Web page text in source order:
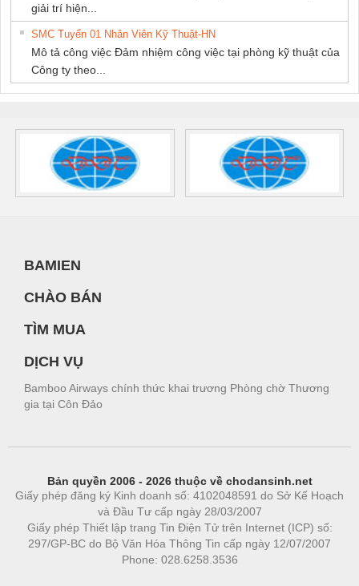
giải trí hiện...
SMC Tuyển 01 Nhân Viên Kỹ Thuật-HN
Mô tả công việc Đảm nhiệm công việc tại phòng kỹ thuật của
Công ty theo...
BAMIEN
CHÀO BÁN
TÌM MUA
DỊCH VỤ
Bamboo Airways chính thức khai trương Phòng chờ Thương
gia tại Côn Đảo
Bản quyền 2006 - 2026 thuộc về chodansinh.net
Giấy phép đăng ký Kinh doanh số: 4102048591 do Sở Kế Hoạch
và Đầu Tư cấp ngày 28/03/2007
Giấy phép Thiết lập trang Tin Điện Tử trên Internet (ICP) số:
297/GP-BC do Bộ Văn Hóa Thông Tin cấp ngày 12/07/2007
Phone: 028.6258.3536